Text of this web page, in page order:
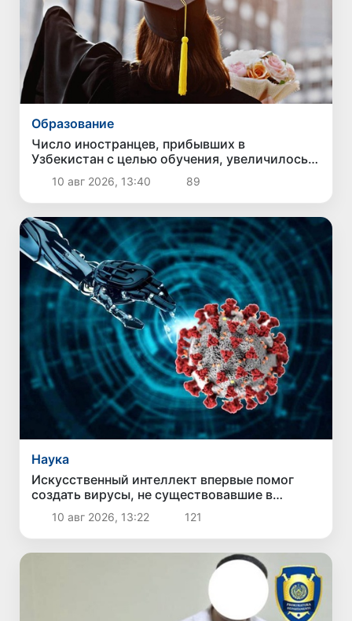
Образование
Число иностранцев, прибывших в
Узбекистан с целью обучения, увеличилось в
2,2 раза
10 авг 2026, 13:40 89
Наука
Искусственный интеллект впервые помог
создать вирусы, не существовавшие в
природе
10 авг 2026, 13:22 121